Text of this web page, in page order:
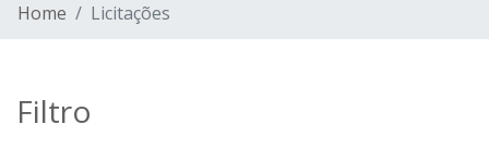
Home Licitações
Filtro